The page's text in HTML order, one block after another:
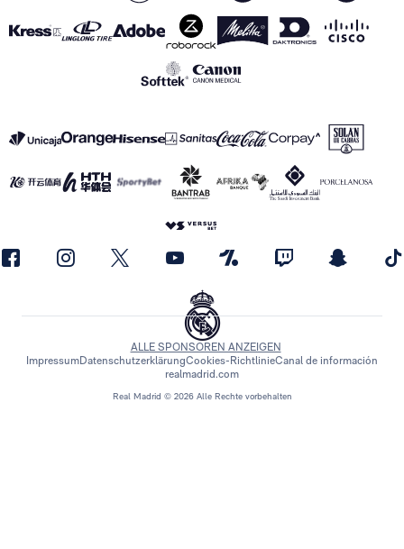
Real Madrid © 2026 Alle Rechte vorbehalten
ALLE SPONSOREN ANZEIGEN
ImpressumDatenschutzerklärungCookies-RichtlinieCanal de información
realmadrid.com